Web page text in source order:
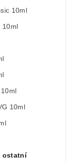
10ml
10ml
10ml
ostatní